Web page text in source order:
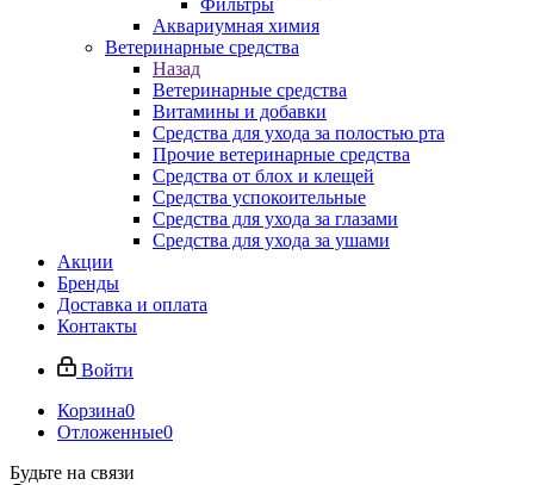
Фильтры
Аквариумная химия
Ветеринарные средства
Назад
Ветеринарные средства
Витамины и добавки
Средства для ухода за полостью рта
Прочие ветеринарные средства
Средства от блох и клещей
Средства успокоительные
Средства для ухода за глазами
Средства для ухода за ушами
Акции
Бренды
Доставка и оплата
Контакты
Войти
Корзина0
Отложенные0
Будьте на связи